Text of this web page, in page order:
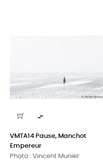

VMTA14 Pause, Manchot
Empereur
Photo : Vincent Munier